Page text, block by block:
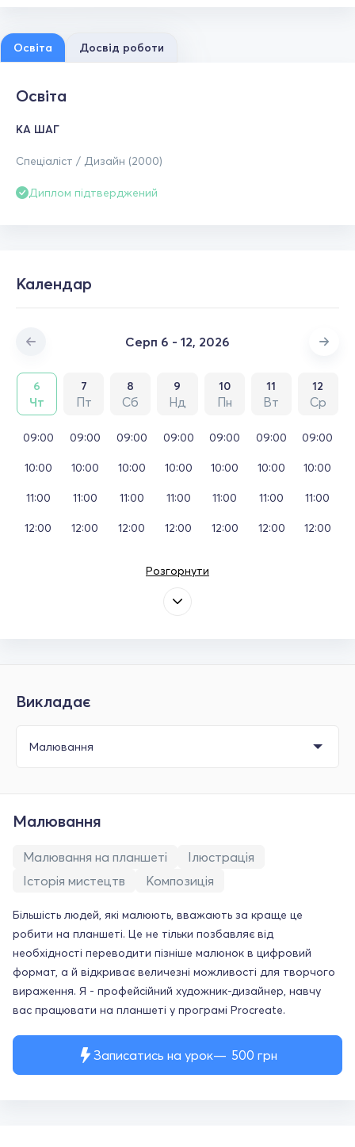
Освіта Досвід роботи
Освіта
КА ШАГ
Спеціаліст / Дизайн (2000)
Диплом підтверджений
Календар
Серп 6 - 12, 2026
6
Чт
7
Пт
8
Сб
9
Нд
10
Пн
11
Вт
12
Ср
09:00
10:00
11:00
12:00
09:00
10:00
11:00
12:00
09:00
10:00
11:00
12:00
09:00
10:00
11:00
12:00
09:00
10:00
11:00
12:00
09:00
10:00
11:00
12:00
09:00
10:00
11:00
12:00
Розгорнути
Викладає
Записатись на урок 500 грн
Малювання
Малювання на планшеті
Ілюстрація
Історія мистецтв
Композиція
Більшість людей, які малюють, вважають за краще це
робити на планшеті. Це не тільки позбавляє від
необхідності переводити пізніше малюнок в цифровий
формат, а й відкриває величезні можливості для творчого
вираження. Я - профейсійний художник-дизайнер, навчу
вас працювати на планшеті у програмі Procreate.